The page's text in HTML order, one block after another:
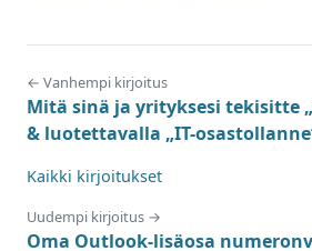
← Vanhempi kirjoitus
Mitä sinä ja yrityksesi tekisitte
& luotettavalla „IT-
Kaikki kirjoitukset
Uudempi kirjoitus →
Oma Outlook-lisäosa